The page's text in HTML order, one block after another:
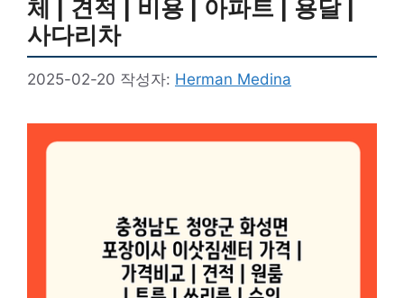
체 | 견적 | 비용 | 아파트 | 용달 |
사다리차
2025-02-20 작성자: Herman Medina